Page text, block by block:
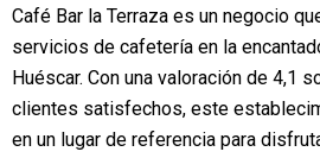
Café Bar la Terraza es un negocio
servicios de cafetería en la
Huéscar. Con una valoración de 4,1
clientes satisfechos, este
en un lugar de referencia para